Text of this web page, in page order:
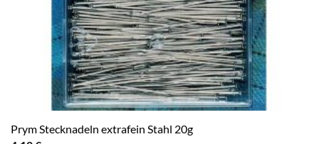
Prym Stecknadeln extrafein Stahl 20g